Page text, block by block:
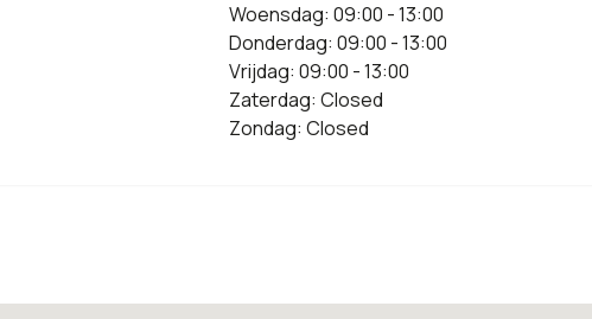
Woensdag: 09:00 - 13:00
Donderdag: 09:00 - 13:00
Vrijdag: 09:00 - 13:00
Zaterdag: Closed
Zondag: Closed